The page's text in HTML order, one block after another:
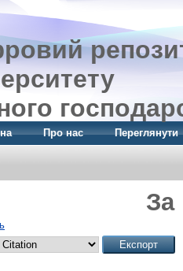
Про нас Переглянути